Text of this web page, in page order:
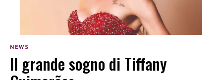
NEWS
Il grande sogno di Tiffany